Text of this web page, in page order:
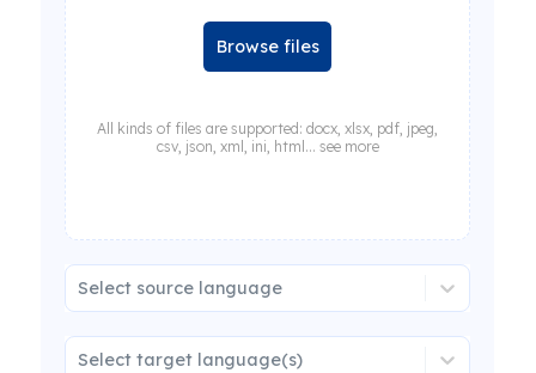
Browse files
All kinds of files are supported: docx, xlsx, pdf, jpeg,
csv, json, xml, ini, html... see more
Select source language
Select target language(s)